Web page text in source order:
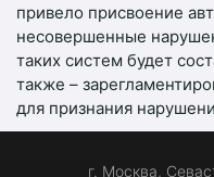
привело присвоение
несовершенные
таких систем будет
также –
для признания
г. Москва,